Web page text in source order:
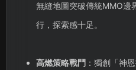
無縫地圖突破傳統MMO邊
行，探索感十足。
高燃策略戰鬥 ：獨創「神